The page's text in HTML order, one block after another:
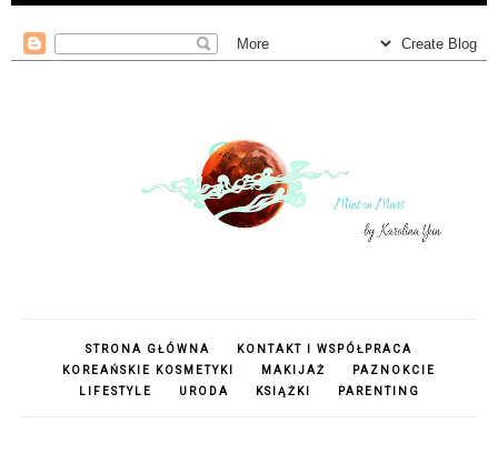
STRONA GŁÓWNA
KONTAKT I WSPÓŁPRACA
KOREAŃSKIE KOSMETYKI
MAKIJAŻ
PAZNOKCIE
LIFESTYLE
URODA KSIĄŻKI PARENTING